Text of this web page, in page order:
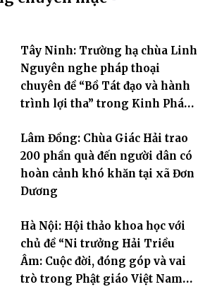
Tây Ninh: Trường hạ chùa Linh
Nguyên nghe pháp thoại
chuyên đề “Bồ Tát đạo và hành
trình lợi tha” trong Kinh Pháp
Lâm Đồng: Chùa Giác Hải trao
200 phần quà đến người dân có
hoàn cảnh khó khăn tại xã Đơn
Dương
Hà Nội: Hội thảo khoa học với
chủ đề “Ni trưởng Hải Triều
Âm: Cuộc đời, đóng góp và vai
trò trong Phật giáo Việt Nam